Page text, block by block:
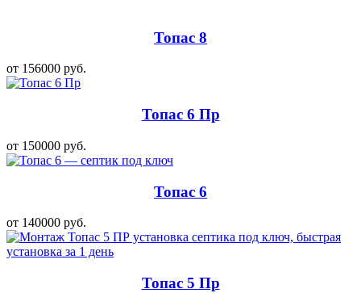
Топас 8
от 156000 руб.
Топас 6 Пр
от 150000 руб.
Топас 6
от 140000 руб.
Топас 5 Пр